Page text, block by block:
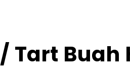
Tart Buah